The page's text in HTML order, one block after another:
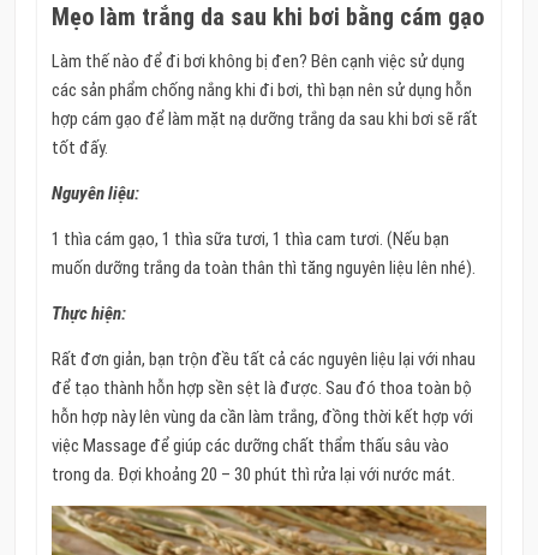
Mẹo làm trắng da sau khi bơi bằng cám gạo
Làm thế nào để đi bơi không bị đen? Bên cạnh việc sử dụng
các sản phẩm chống nắng khi đi bơi, thì bạn nên sử dụng hỗn
hợp cám gạo để làm mặt nạ dưỡng trắng da sau khi bơi sẽ rất
tốt đấy.
Nguyên liệu:
1 thìa cám gạo, 1 thìa sữa tươi, 1 thìa cam tươi. (Nếu bạn
muốn dưỡng trắng da toàn thân thì tăng nguyên liệu lên nhé).
Thực hiện:
Rất đơn giản, bạn trộn đều tất cả các nguyên liệu lại với nhau
để tạo thành hỗn hợp sền sệt là được. Sau đó thoa toàn bộ
hỗn hợp này lên vùng da cần làm trắng, đồng thời kết hợp với
việc Massage để giúp các dưỡng chất thẩm thấu sâu vào
trong da. Đợi khoảng 20 – 30 phút thì rửa lại với nước mát.